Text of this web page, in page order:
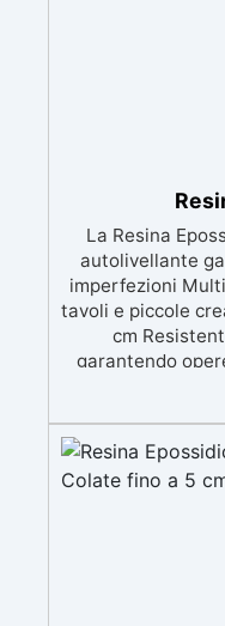
La Resina
autolivellante
imperfezioni
tavoli e piccole
cm
garantendo
ingiallimenti
formula anti-
Certificata
con la